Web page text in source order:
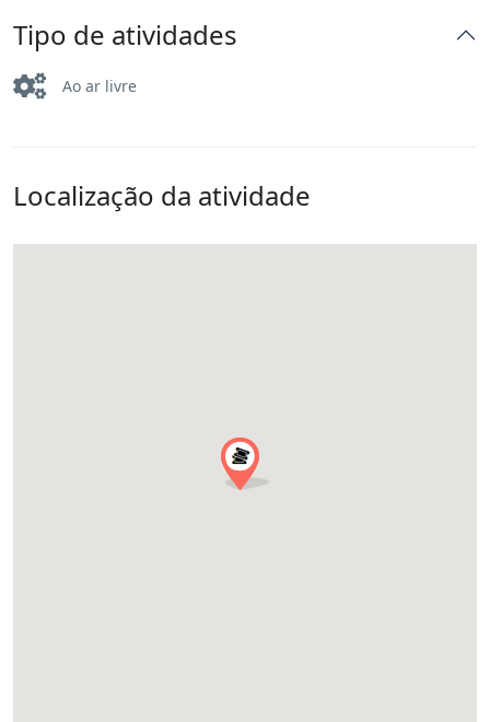
Tipo de atividades
Ao ar livre
Localização da atividade